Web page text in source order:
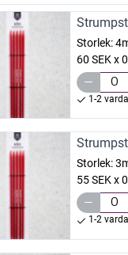
Storlek:
60 SEK x 0
1-2
Storlek:
55 SEK x 0
1-2